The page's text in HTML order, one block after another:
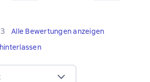
3 Bewertungen
3
Alle Bewertungen anzeigen